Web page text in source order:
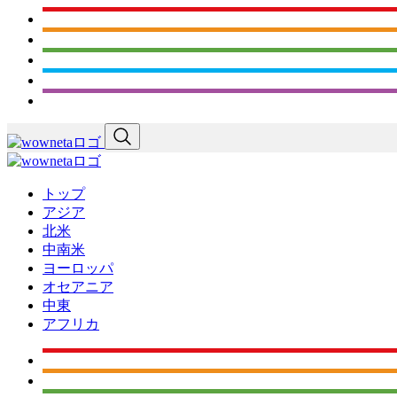
トップ
アジア
北米
中南米
ヨーロッパ
オセアニア
中東
アフリカ